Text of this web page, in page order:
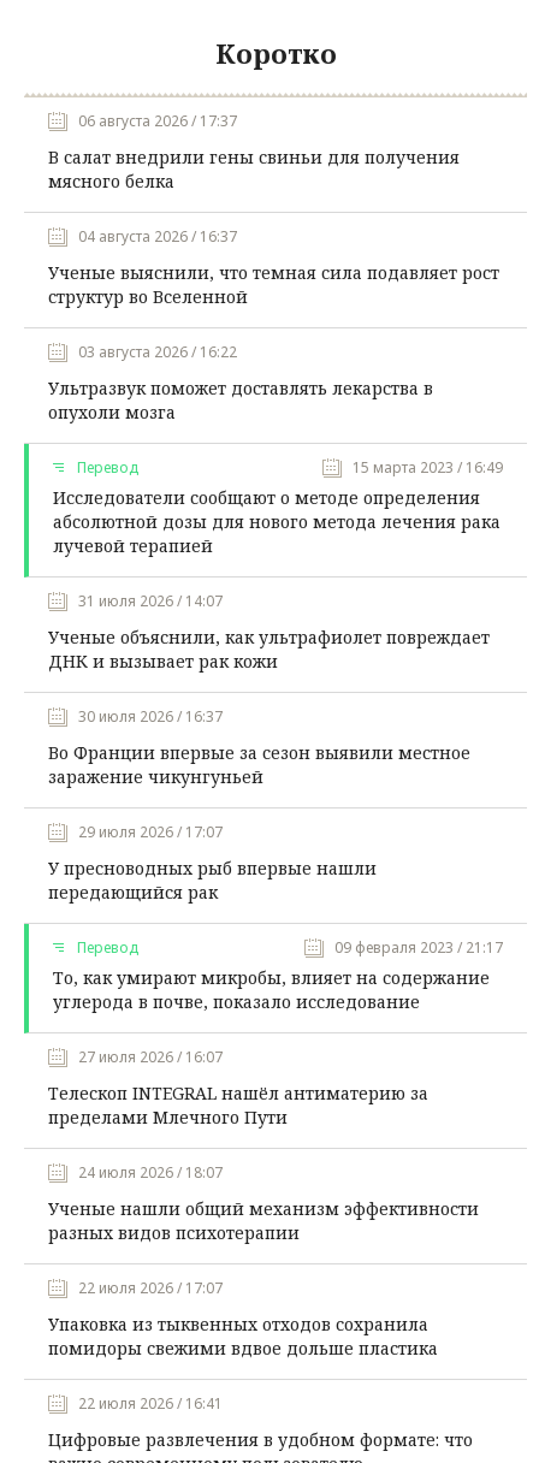
Коротко
06 августа 2026 / 17:37
В салат внедрили гены свиньи для получения
мясного белка
04 августа 2026 / 16:37
Ученые выяснили, что темная сила подавляет рост
структур во Вселенной
03 августа 2026 / 16:22
Ультразвук поможет доставлять лекарства в
опухоли мозга
Перевод 15 марта 2023 / 16:49
Исследователи сообщают о методе определения
абсолютной дозы для нового метода лечения рака
лучевой терапией
31 июля 2026 / 14:07
Ученые объяснили, как ультрафиолет повреждает
ДНК и вызывает рак кожи
30 июля 2026 / 16:37
Во Франции впервые за сезон выявили местное
заражение чикунгуньей
29 июля 2026 / 17:07
У пресноводных рыб впервые нашли
передающийся рак
Перевод 09 февраля 2023 / 21:17
То, как умирают микробы, влияет на содержание
углерода в почве, показало исследование
27 июля 2026 / 16:07
Телескоп INTEGRAL нашёл антиматерию за
пределами Млечного Пути
24 июля 2026 / 18:07
Ученые нашли общий механизм эффективности
разных видов психотерапии
22 июля 2026 / 17:07
Упаковка из тыквенных отходов сохранила
помидоры свежими вдвое дольше пластика
22 июля 2026 / 16:41
Цифровые развлечения в удобном формате: что